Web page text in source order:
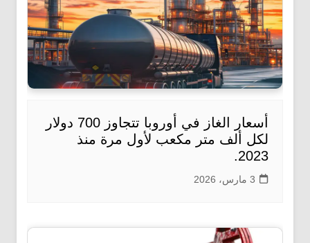
أسعار الغاز في أوروبا تتجاوز 700 دولار
لكل ألف متر مكعب لأول مرة منذ
2023.
3 مارس، 2026